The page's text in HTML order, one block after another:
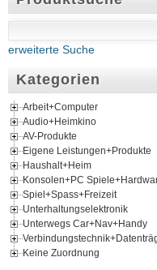
erweiterte Suche
Kategorien
Arbeit+Computer
Audio+Heimkino
AV-Produkte
Eigene Leistungen+Produkte
Haushalt+Heim
Konsolen+PC
Spiel+Spass+Freizeit
Unterhaltungselektronik
Unterwegs Car+Nav+Handy
Keine Zuordnung